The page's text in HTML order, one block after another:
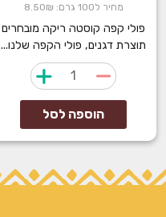
מחיר ל100 גרם: 8.50₪
פולי קפה קוסטה ריקה מובחרים
תוצרת דגנים, פולי הקפה שלנו...
כמות
של
פולי
קפה
קוסטה
ריקה
הוספה לסל